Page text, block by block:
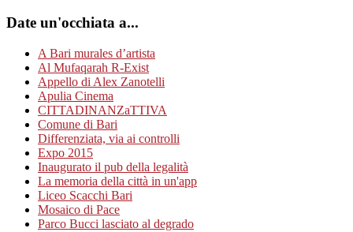
Date un'occhiata a...
A Bari murales d’artista
Al Mufaqarah R-Exist
Appello di Alex Zanotelli
Apulia Cinema
CITTADINANZaTTIVA
Comune di Bari
Differenziata, via ai controlli
Expo 2015
Inaugurato il pub della legalità
La memoria della città in un'app
Liceo Scacchi Bari
Mosaico di Pace
Parco Bucci lasciato al degrado